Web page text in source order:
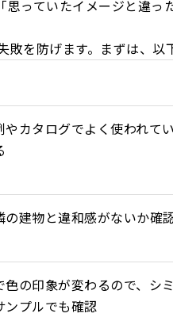
思っていたイメージと違
を防げます。まずは、以
やカタログでよく使われて
の建物と違和感がないか確
色の印象が変わるので、シ
ンプルでも確認